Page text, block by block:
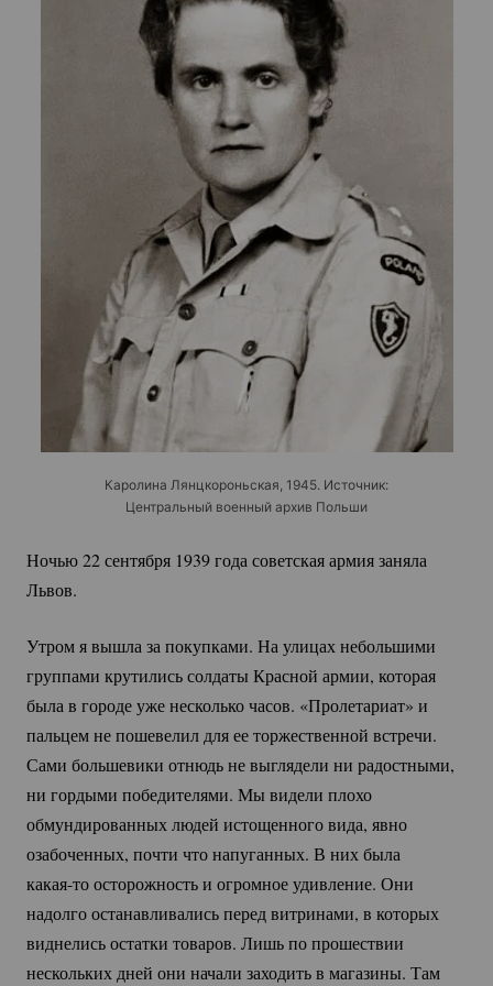
Каролина Лянцкороньская, 1945. Источник:
Центральный военный архив Польши
Ночью 22 сентября 1939 года советская армия заняла
Львов.
Утром я вышла за покупками. На улицах небольшими
группами крутились солдаты Красной армии, которая
была в городе уже несколько часов. «Пролетариат» и
пальцем не пошевелил для ее торжественной встречи.
Сами большевики отнюдь не выглядели ни радостными,
ни гордыми победителями. Мы видели плохо
обмундированных людей истощенного вида, явно
озабоченных, почти что напуганных. В них была
какая-тоосторожность и огромное удивление. Они
надолго останавливались перед витринами, в которых
виднелись остатки товаров. Лишь по прошествии
нескольких дней они начали заходить в магазины. Там